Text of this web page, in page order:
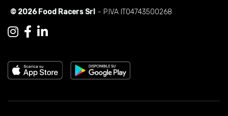
© 2026 Food Racers Srl - P.IVA IT04743500268